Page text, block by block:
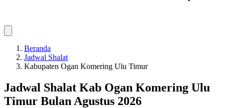
Beranda
Jadwal Shalat
Kabupaten Ogan Komering Ulu Timur
Jadwal Shalat Kab Ogan Komering Ulu
Timur Bulan Agustus 2026